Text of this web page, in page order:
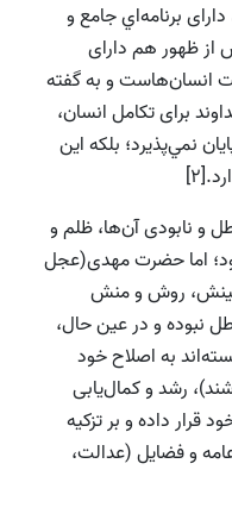
برنامه‌اي جامع و
از ظهور هم داراى
انسان‌‌هاست و به گفته
براى تكامل انسان،
نمي‌پذيرد؛ بلكه اين
و نابودى آن‌‌ها، ظلم و
اما حضرت مهدی(عجل
بينش، روش و منش
نبوده‌ و در عين حال،
به اصلاح خود
رشد و كمال‌يابى
قرار داده و بر تزكيه
و فضايل (عدالت،